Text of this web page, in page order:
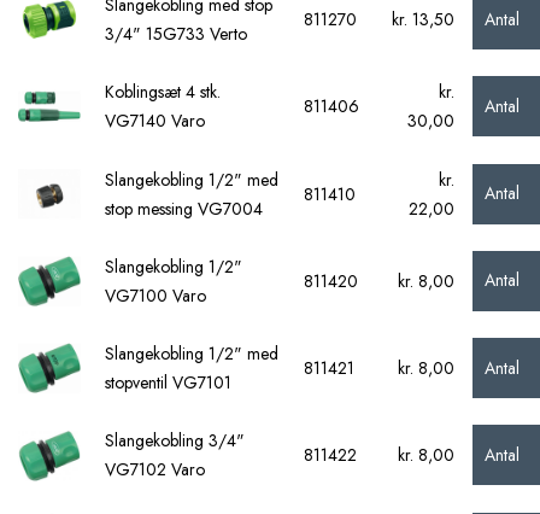
Slangekobling med stop
3/4" 15G733 Verto
811270 kr. 13,50 Antal
Koblingsæt 4 stk.
VG7140 Varo
811406
kr.
30,00
Antal
Slangekobling 1/2" med
stop messing VG7004
811410
kr.
22,00
Antal
Slangekobling 1/2"
VG7100 Varo
811420 kr. 8,00 Antal
Slangekobling 1/2" med
stopventil VG7101
811421 kr. 8,00 Antal
Slangekobling 3/4"
VG7102 Varo
811422 kr. 8,00 Antal